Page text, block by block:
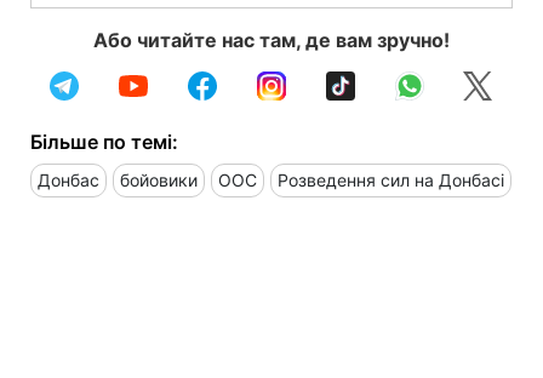
Або читайте нас там, де вам зручно!
Більше по темі:
Донбас бойовики ООС Розведення сил на Донбасі